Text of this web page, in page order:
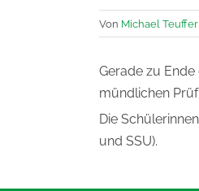
Von Michael Teuffer
Gerade zu
mündlichen
Die
und SSU).